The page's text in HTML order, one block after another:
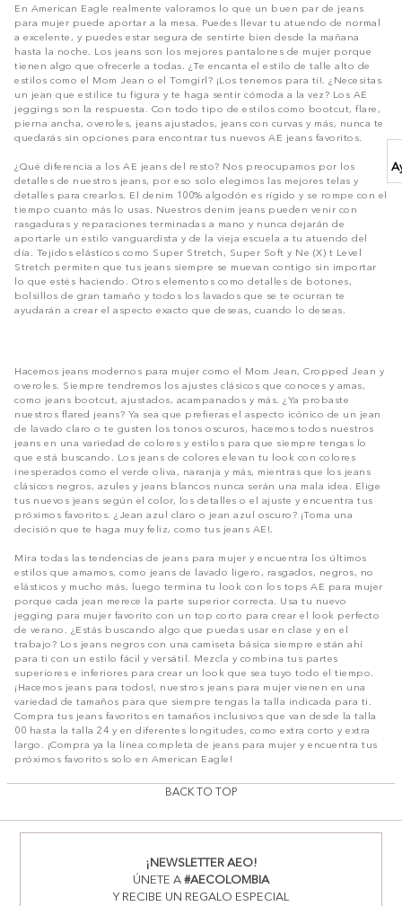
En American Eagle realmente valoramos lo que un buen par de jeans
para mujer puede aportar a la mesa. Puedes llevar tu atuendo de normal
a excelente, y puedes estar segura de sentirte bien desde la mañana
hasta la noche. Los jeans son los mejores pantalones de mujer porque
tienen algo que ofrecerle a todas. ¿Te encanta el estilo de talle alto de
estilos como el Mom Jean o el Tomgirl? ¡Los tenemos para ti!. ¿Necesitas
un jean que estilice tu figura y te haga sentir cómoda a la vez? Los AE
jeggings son la respuesta. Con todo tipo de estilos como bootcut, flare,
pierna ancha, overoles, jeans ajustados, jeans con curvas y más, nunca te
quedarás sin opciones para encontrar tus nuevos AE jeans favoritos.
¿Qué diferencia a los AE jeans del resto? Nos preocupamos por los
detalles de nuestros jeans, por eso solo elegimos las mejores telas y
detalles para crearlos. El denim 100% algodón es rígido y se rompe con el
tiempo cuanto más lo usas. Nuestros denim jeans pueden venir con
rasgaduras y reparaciones terminadas a mano y nunca dejarán de
aportarle un estilo vanguardista y de la vieja escuela a tu atuendo del
día. Tejidos elásticos como Super Stretch, Super Soft y Ne (X) t Level
Stretch permiten que tus jeans siempre se muevan contigo sin importar
lo que estés haciendo. Otros elementos como detalles de botones,
bolsillos de gran tamaño y todos los lavados que se te ocurran te
ayudarán a crear el aspecto exacto que deseas, cuando lo deseas.
Hacemos jeans modernos para mujer como el Mom Jean, Cropped Jean y
overoles. Siempre tendremos los ajustes clásicos que conoces y amas,
como jeans bootcut, ajustados, acampanados y más. ¿Ya probaste
nuestros flared jeans? Ya sea que prefieras el aspecto icónico de un jean
de lavado claro o te gusten los tonos oscuros, hacemos todos nuestros
jeans en una variedad de colores y estilos para que siempre tengas lo
que está buscando. Los jeans de colores elevan tu look con colores
inesperados como el verde oliva, naranja y más, mientras que los jeans
clásicos negros, azules y jeans blancos nunca serán una mala idea. Elige
tus nuevos jeans según el color, los detalles o el ajuste y encuentra tus
próximos favoritos. ¿Jean azul claro o jean azul oscuro? ¡Toma una
decisión que te haga muy feliz, como tus jeans AE!.
Mira todas las tendencias de jeans para mujer y encuentra los últimos
estilos que amamos, como jeans de lavado ligero, rasgados, negros, no
elásticos y mucho más, luego termina tu look con los tops AE para mujer
porque cada jean merece la parte superior correcta. Usa tu nuevo
jegging para mujer favorito con un top corto para crear el look perfecto
de verano. ¿Estás buscando algo que puedas usar en clase y en el
trabajo? Los jeans negros con una camiseta básica siempre están ahí
para ti con un estilo fácil y versátil. Mezcla y combina tus partes
superiores e inferiores para crear un look que sea tuyo todo el tiempo.
¡Hacemos jeans para todos!, nuestros jeans para mujer vienen en una
variedad de tamaños para que siempre tengas la talla indicada para ti.
Compra tus jeans favoritos en tamaños inclusivos que van desde la talla
00 hasta la talla 24 y en diferentes longitudes, como extra corto y extra
largo. ¡Compra ya la línea completa de jeans para mujer y encuentra tus
próximos favoritos solo en American Eagle!
BACK TO TOP
¡NEWSLETTER AEO!
ÚNETE A#AECOLOMBIA
Y RECIBE UN REGALO ESPECIAL